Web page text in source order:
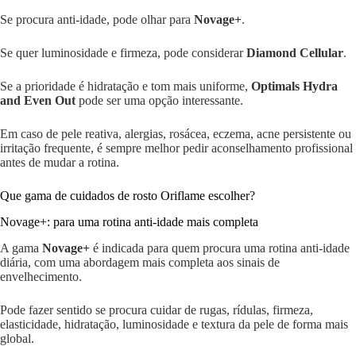
Se procura anti-idade, pode olhar para Novage+.
Se quer luminosidade e firmeza, pode considerarDiamond Cellular.
Se a prioridade é hidratação e tom mais uniforme, Optimals Hydra
and Even Out pode ser uma opção interessante.
Em caso de pele reativa, alergias, rosácea, eczema, acne persistente ou
irritação frequente, é sempre melhor pedir aconselhamento profissional
antes de mudar a rotina.
Que gama de cuidados de rosto Oriflame escolher?
Novage+: para uma rotina anti-idade mais completa
A gama Novage+ é indicada para quem procura uma rotina anti-idade
diária, com uma abordagem mais completa aos sinais de
envelhecimento.
Pode fazer sentido se procura cuidar de rugas, rídulas, firmeza,
elasticidade, hidratação, luminosidade e textura da pele de forma mais
global.